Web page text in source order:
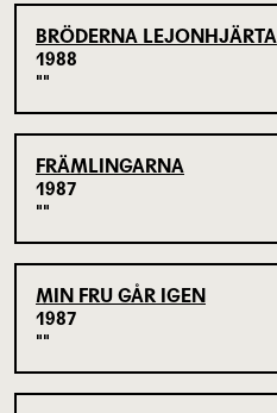
BRÖDERNA LEJONHJÄRTA
1988
FRÄMLINGARNA
1987
MIN FRU GÅR IGEN
1987